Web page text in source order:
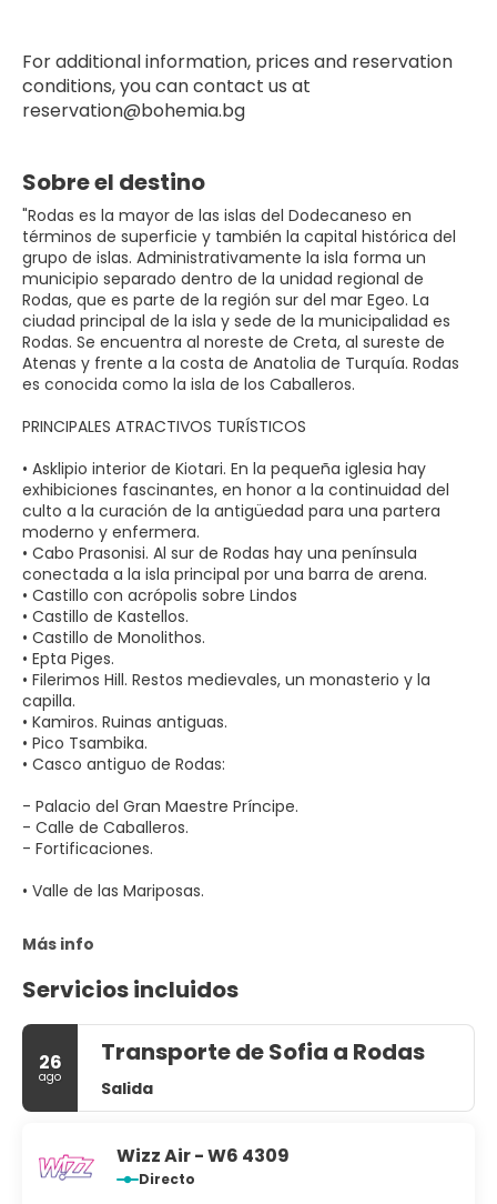
For additional information, prices and reservation
conditions, you can contact us at
reservation@bohemia.bg
Sobre el destino
"Rodas es la mayor de las islas del Dodecaneso en
términos de superficie y también la capital histórica del
grupo de islas. Administrativamente la isla forma un
municipio separado dentro de la unidad regional de
Rodas, que es parte de la región sur del mar Egeo. La
ciudad principal de la isla y sede de la municipalidad es
Rodas. Se encuentra al noreste de Creta, al sureste de
Atenas y frente a la costa de Anatolia de Turquía. Rodas
es conocida como la isla de los Caballeros.
PRINCIPALES ATRACTIVOS TURÍSTICOS
• Asklipio interior de Kiotari. En la pequeña iglesia hay
exhibiciones fascinantes, en honor a la continuidad del
culto a la curación de la antigüedad para una partera
moderno y enfermera.
• Cabo Prasonisi. Al sur de Rodas hay una península
conectada a la isla principal por una barra de arena.
• Castillo con acrópolis sobre Lindos
• Castillo de Kastellos.
• Castillo de Monolithos.
• Epta Piges.
• Filerimos Hill. Restos medievales, un monasterio y la
capilla.
• Kamiros. Ruinas antiguas.
• Pico Tsambika.
• Casco antiguo de Rodas:
- Palacio del Gran Maestre Príncipe.
- Calle de Caballeros.
- Fortificaciones.
• Valle de las Mariposas.
Más info
Servicios incluidos
26
ago
Transporte de Sofia a Rodas
Salida
Wizz Air - W6 4309
Directo